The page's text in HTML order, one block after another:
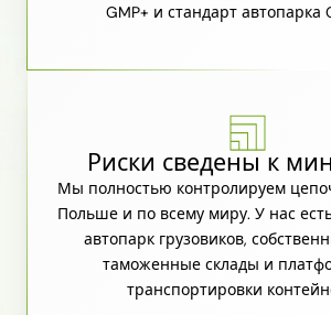
GMP+ и стандарт автопарка
Риски сведены к
Мы полностью контролируем
Польше и по всему миру. У нас
автопарк грузовиков,
таможенные склады и
транспортировки